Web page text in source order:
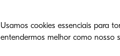
Usamos cookies essenciais para
entendermos melhor como nosso